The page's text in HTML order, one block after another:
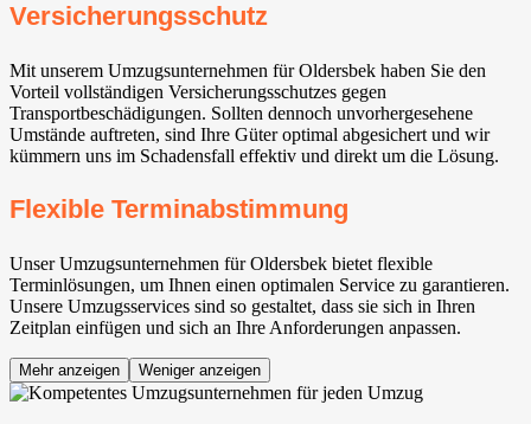
Versicherungsschutz
Mit unserem Umzugsunternehmen für Oldersbek haben Sie den
Vorteil vollständigen Versicherungsschutzes gegen
Transportbeschädigungen. Sollten dennoch unvorhergesehene
Umstände auftreten, sind Ihre Güter optimal abgesichert und wir
kümmern uns im Schadensfall effektiv und direkt um die Lösung.
Flexible Terminabstimmung
Unser Umzugsunternehmen für Oldersbek bietet flexible
Terminlösungen, um Ihnen einen optimalen Service zu garantieren.
Unsere Umzugsservices sind so gestaltet, dass sie sich in Ihren
Zeitplan einfügen und sich an Ihre Anforderungen anpassen.
Mehr anzeigen Weniger anzeigen